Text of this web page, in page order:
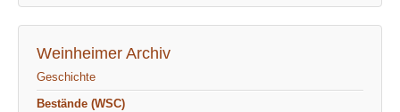
Weinheimer Archiv
Geschichte
Bestände (WSC)